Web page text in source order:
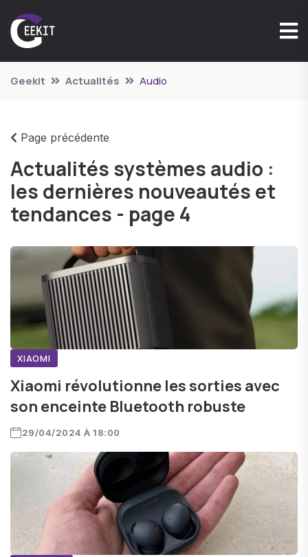
Geekit Actualités Audio
Page précédente
Actualités systèmes audio :
les dernières nouveautés et
tendances - page 4
XIAOMI
Xiaomi révolutionne les sorties avec
son enceinte Bluetooth robuste
29/04/2024 À 18:00